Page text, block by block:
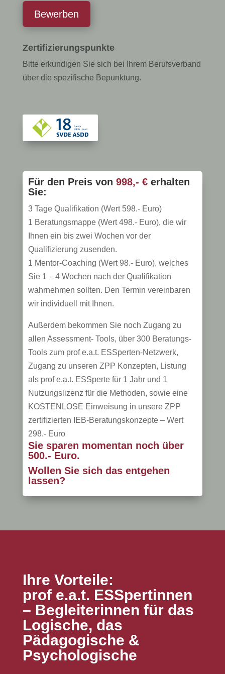
Bewerben
Zertifizierungspunkte
Bitte erkundigen Sie sich bei Ihrem Berufsverband
über die spezifische Bepunktung.
Für den Preis von 998,- € erhalten
Sie:
3 Tage Qualifikation (Wert 598.- Euro)
1 Beratungsmappe (Wert 498.- Euro), die wir
Ihnen ein bis zwei Wochen vor der
Qualifizierung zusenden.
1 Mentor-Coaching (Wert 98.- Euro), welches
Sie 1 – 4 Wochen nach der Qualifikation
wahrnehmen sollten. Den Termin vereinbaren
wir individuell mit Ihnen.
Außerdem bekommen Sie noch Zugang zu
allen Assessment- Tools, über 300 Beratungs-
Tools zum prof e.a.t. ESSperten-Netzwerk,
Zugang zu unseren ZPP Konzepten, Listung
als prof e.a.t. ESSperte für 1 Jahr und 1
Nutzungslizenz für die Methoden, sowie eine
KOSTENLOSE Einweisung in unsere ZPP
zertifizierten IEB-Beratungskonzepte – Wert
298.- Euro
Sie sparen momentan noch über
500.- Euro.
Wollen Sie sich das entgehen
lassen?
Ihre Vorteile:
prof e.a.t. ESSpertinnen
– Begleiterinnen für das
Logische, das
Pädagogische &
Psychologische